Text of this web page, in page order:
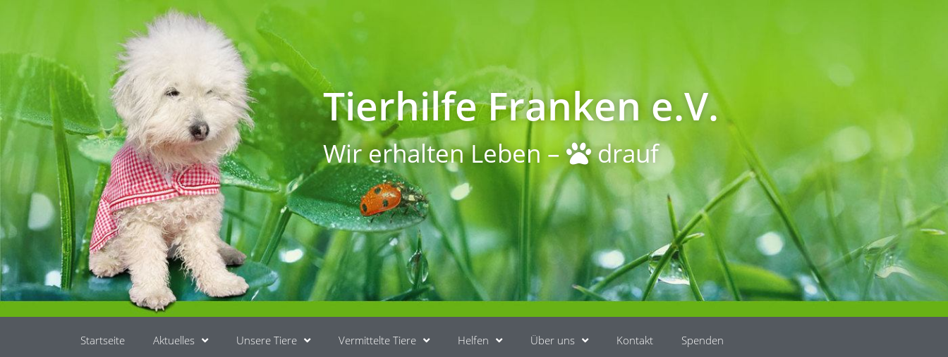
Tierhilfe Franken e.V.
Wir erhalten Leben – drauf
Startseite Aktuelles Unsere Tiere Vermittelte Tiere Helfen Über uns Kontakt Spenden